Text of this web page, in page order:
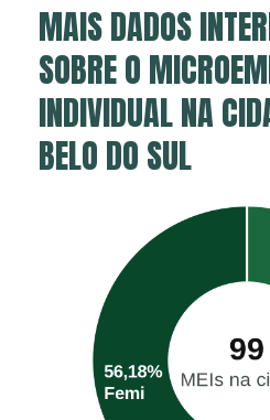
MAIS DADOS
SOBRE O
INDIVIDUAL NA
BELO DO SUL